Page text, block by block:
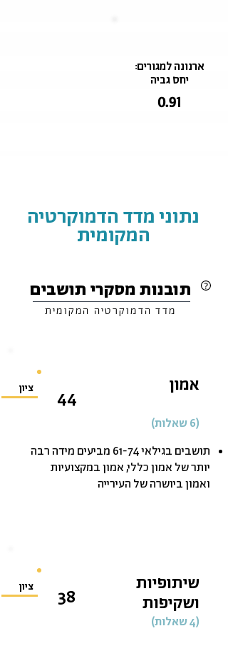
ארנונה למגורים:
יחס גביה
0.91
נתוני מדד הדמוקרטיה
המקומית
תובנות מסקרי תושבים
מדד הדמוקרטיה המקומית
אמון
(6 שאלות)
תושבים בגילאי 61-74 מביעים מידה רבה
יותר של אמון כללי, אמון במקצועיות
ואמון ביושרה של העירייה
44 ציון
שיתופיות
ושקיפות
(4 שאלות)
38 ציון